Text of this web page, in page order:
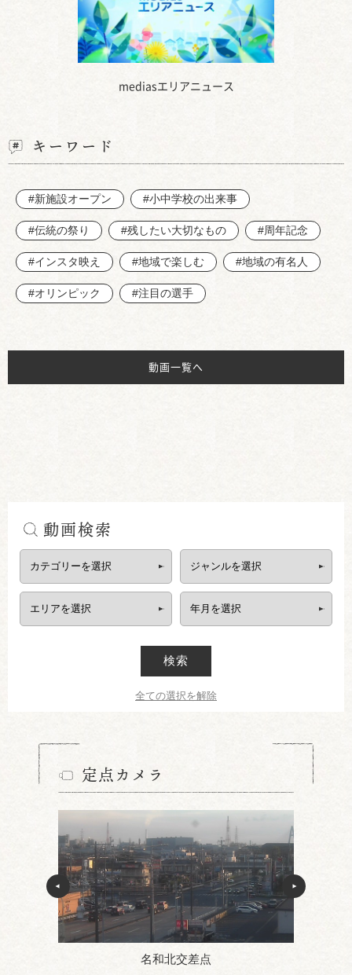
mediasエリアニュース
キーワード
#新施設オープン #小中学校の出来事
#伝統の祭り #残したい大切なもの #周年記念
#インスタ映え #地域で楽しむ #地域の有名人
#オリンピック #注目の選手
動画一覧へ
動画検索
検索
全ての選択を解除
定点カメラ
名和北交差点